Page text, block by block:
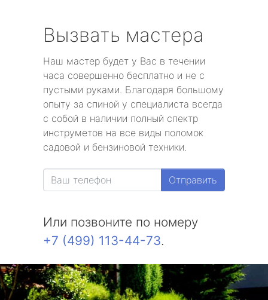
Вызвать мастера
Наш мастер будет у Вас в течении
часа совершенно бесплатно и не с
пустыми руками. Благодаря большому
опыту за спиной у специалиста всегда
с собой в наличии полный спектр
инструметов на все виды поломок
садовой и бензиновой техники.
Отправить
Или позвоните по номеру
+7 (499) 113-44-73.